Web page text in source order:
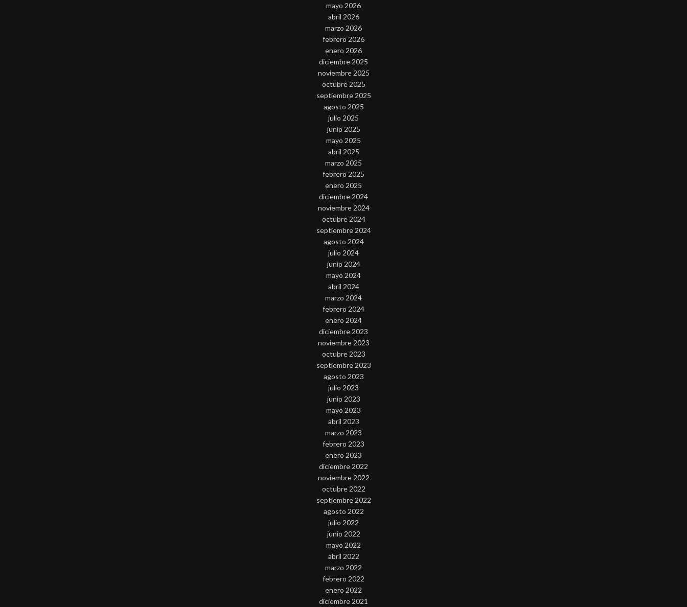
mayo 2026
abril 2026
marzo 2026
febrero 2026
enero 2026
diciembre 2025
noviembre 2025
octubre 2025
septiembre 2025
agosto 2025
julio 2025
junio 2025
mayo 2025
abril 2025
marzo 2025
febrero 2025
enero 2025
diciembre 2024
noviembre 2024
octubre 2024
septiembre 2024
agosto 2024
julio 2024
junio 2024
mayo 2024
abril 2024
marzo 2024
febrero 2024
enero 2024
diciembre 2023
noviembre 2023
octubre 2023
septiembre 2023
agosto 2023
julio 2023
junio 2023
mayo 2023
abril 2023
marzo 2023
febrero 2023
enero 2023
diciembre 2022
noviembre 2022
octubre 2022
septiembre 2022
agosto 2022
julio 2022
junio 2022
mayo 2022
abril 2022
marzo 2022
febrero 2022
enero 2022
diciembre 2021